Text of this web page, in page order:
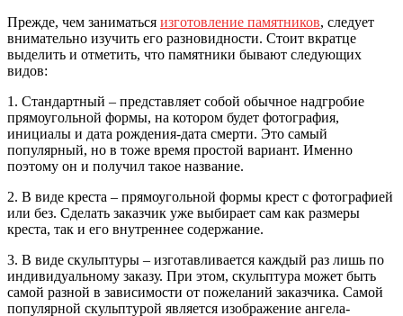
Прежде, чем заниматься изготовление памятников, следует
внимательно изучить его разновидности. Стоит вкратце
выделить и отметить, что памятники бывают следующих
видов:
1. Стандартный – представляет собой обычное надгробие
прямоугольной формы, на котором будет фотография,
инициалы и дата рождения-дата смерти. Это самый
популярный, но в тоже время простой вариант. Именно
поэтому он и получил такое название.
2. В виде креста – прямоугольной формы крест с фотографией
или без. Сделать заказчик уже выбирает сам как размеры
креста, так и его внутреннее содержание.
3. В виде скульптуры – изготавливается каждый раз лишь по
индивидуальному заказу. При этом, скульптура может быть
самой разной в зависимости от пожеланий заказчика. Самой
популярной скульптурой является изображение ангела-